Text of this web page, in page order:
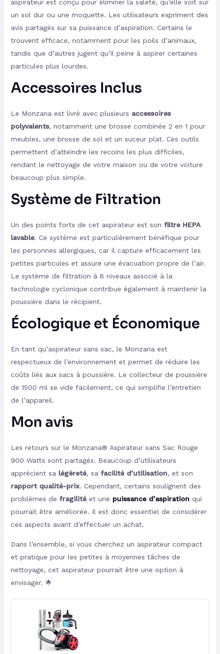
aspirateur est conçu pour éliminer la saleté, qu’elle soit sur
un sol dur ou une moquette. Les utilisateurs expriment des
avis partagés sur sa puissance d’aspiration. Certains le
trouvent efficace, notamment pour les poils d’animaux,
tandis que d’autres jugent qu’il peine à aspirer certaines
particules plus lourdes.
Accessoires Inclus
Le Monzana est livré avec plusieurs accessoires
polyvalents, notamment une brosse combinée 2 en 1 pour
meubles, une brosse de sol et un suceur plat. Ces outils
permettent d’atteindre les recoins les plus difficiles,
rendant le nettoyage de votre maison ou de votre voiture
beaucoup plus simple.
Système de Filtration
Un des points forts de cet aspirateur est son filtre HEPA
lavable. Ce système est particulièrement bénéfique pour
les personnes allergiques, car il capture efficacement les
petites particules et assure une évacuation propre de l’air.
Le système de filtration à 6 niveaux associé à la
technologie cyclonique contribue également à maintenir la
poussière dans le récipient.
Écologique et Économique
En tant qu’aspirateur sans sac, le Monzana est
respectueux de l’environnement et permet de réduire les
coûts liés aux sacs à poussière. Le collecteur de poussière
de 1500 ml se vide facilement, ce qui simplifie l’entretien
de l’appareil.
Mon avis
Les retours sur le Monzana® Aspirateur sans Sac Rouge
900 Watts sont partagés. Beaucoup d’utilisateurs
apprécient sa légèreté, sa facilité d’utilisation, et son
rapport qualité-prix. Cependant, certains soulignent des
problèmes de fragilitéet une puissance d’aspiration qui
pourrait être améliorée. Il est donc essentiel de considérer
ces aspects avant d’effectuer un achat.
Dans l’ensemble, si vous cherchez un aspirateur compact
et pratique pour les petites à moyennes tâches de
nettoyage, cet aspirateur pourrait être une option à
envisager. 🌟